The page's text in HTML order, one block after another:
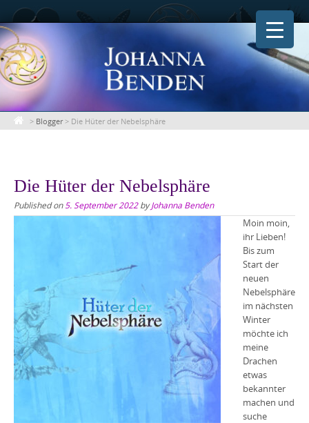
Skip
to
content
> Blogger> Die Hüter der Nebelsphäre
Die Hüter der Nebelsphäre
Published on5. September 2022byJohanna Benden
Moin moin,
ihr Lieben!
Bis zum
Start der
neuen
Nebelsphäre
im nächsten
Winter
möchte ich
meine
Drachen
etwas
bekannter
machen und
suche